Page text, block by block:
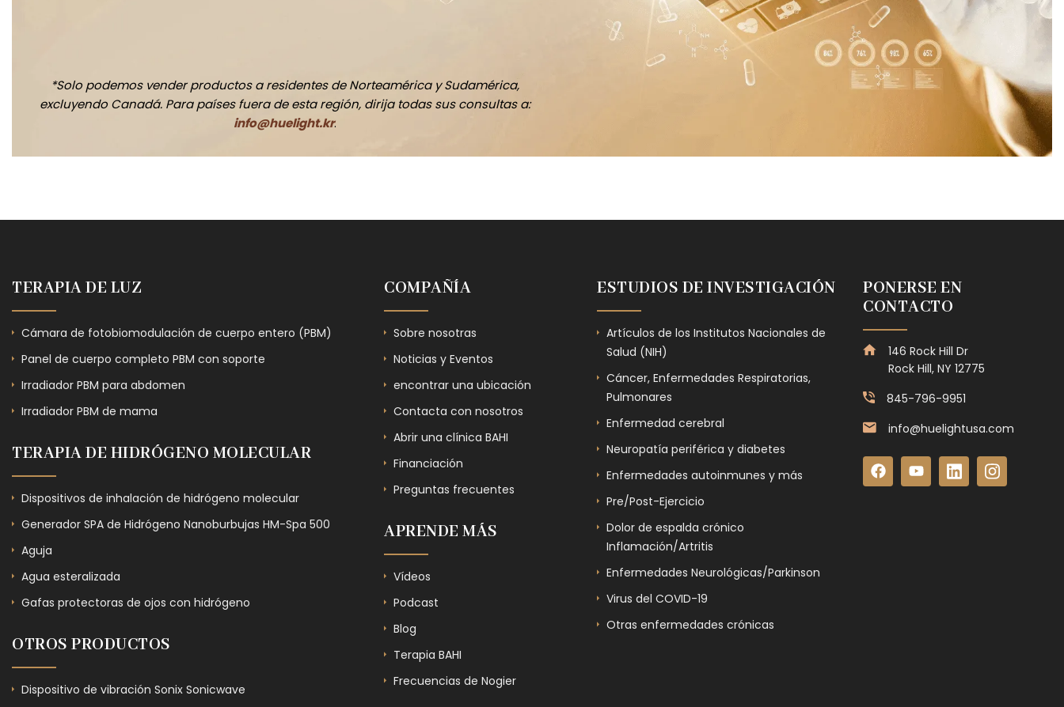
*Solo podemos vender productos a residentes de Norteamérica y Sudamérica,
excluyendo Canadá. Para países fuera de esta región, dirija todas sus consultas a:
info@huelight.kr.
TERAPIA DE LUZ
Cámara de fotobiomodulación de cuerpo entero (PBM)
Panel de cuerpo completo PBM con soporte
Irradiador PBM para abdomen
Irradiador PBM de mama
TERAPIA DE HIDRÓGENO MOLECULAR
Dispositivos de inhalación de hidrógeno molecular
Generador SPA de Hidrógeno Nanoburbujas HM-Spa 500
Aguja
Agua esteralizada
Gafas protectoras de ojos con hidrógeno
OTROS PRODUCTOS
Dispositivo de vibración Sonix Sonicwave
COMPAÑÍA
Sobre nosotras
Noticias y Eventos
encontrar una ubicación
Contacta con nosotros
Abrir una clínica BAHI
Financiación
Preguntas frecuentes
APRENDE MÁS
Vídeos
Podcast
Blog
Terapia BAHI
Frecuencias de Nogier
ESTUDIOS DE INVESTIGACIÓN
Artículos de los Institutos Nacionales de
Salud (NIH)
Cáncer, Enfermedades Respiratorias,
Pulmonares
Enfermedad cerebral
Neuropatía periférica y diabetes
Enfermedades autoinmunes y más
Pre/Post-Ejercicio
Dolor de espalda crónico
Inflamación/Artritis
Enfermedades Neurológicas/Parkinson
Virus del COVID-19
Otras enfermedades crónicas
PONERSE EN
CONTACTO
146 Rock Hill Dr
Rock Hill, NY 12775
845-796-9951
info@huelightusa.com